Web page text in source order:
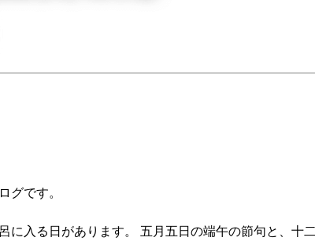
グです。
に入る日があります。 五月五日の端午の節句と、十